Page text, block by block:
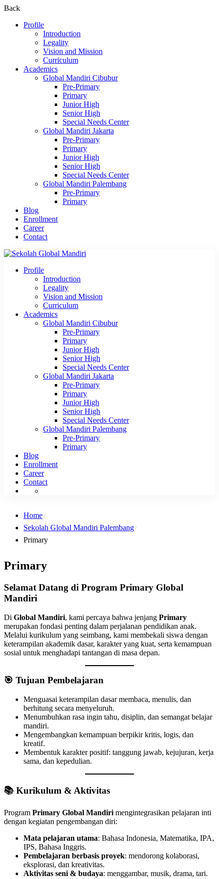
Back
Profile
Introduction
Legality
Vision and Mission
Curriculum
Academics
Global Mandiri Cibubur
Pre-Primary
Primary
Junior High
Senior High
Special Needs Center
Global Mandiri Jakarta
Pre-Primary
Primary
Junior High
Senior High
Special Needs Center
Global Mandiri Palembang
Pre-Primary
Primary
Blog
Enrollment
Career
Contact
Profile
Introduction
Legality
Vision and Mission
Curriculum
Academics
Global Mandiri Cibubur
Pre-Primary
Primary
Junior High
Senior High
Special Needs Center
Global Mandiri Jakarta
Pre-Primary
Primary
Junior High
Senior High
Special Needs Center
Global Mandiri Palembang
Pre-Primary
Primary
Blog
Enrollment
Career
Contact
Home
Sekolah Global Mandiri Palembang
Primary
Primary
Selamat Datang di Program Primary Global
Mandiri
Di Global Mandiri, kami percaya bahwa jenjang Primary
merupakan fondasi penting dalam perjalanan pendidikan anak.
Melalui kurikulum yang seimbang, kami membekali siswa dengan
keterampilan akademik dasar, karakter yang kuat, serta kemampuan
sosial untuk menghadapi tantangan di masa depan.
🎯 Tujuan Pembelajaran
Menguasai keterampilan dasar membaca, menulis, dan
berhitung secara menyeluruh.
Menumbuhkan rasa ingin tahu, disiplin, dan semangat belajar
mandiri.
Mengembangkan kemampuan berpikir kritis, logis, dan
kreatif.
Membentuk karakter positif: tanggung jawab, kejujuran, kerja
sama, dan kepedulian.
📚 Kurikulum & Aktivitas
Program Primary Global Mandirimengintegrasikan pelajaran inti
dengan kegiatan pengembangan diri:
Mata pelajaran utama: Bahasa Indonesia, Matematika, IPA,
IPS, Bahasa Inggris.
Pembelajaran berbasis proyek: mendorong kolaborasi,
eksplorasi, dan kreativitas.
Aktivitas seni & budaya: menggambar, musik, drama, tari.